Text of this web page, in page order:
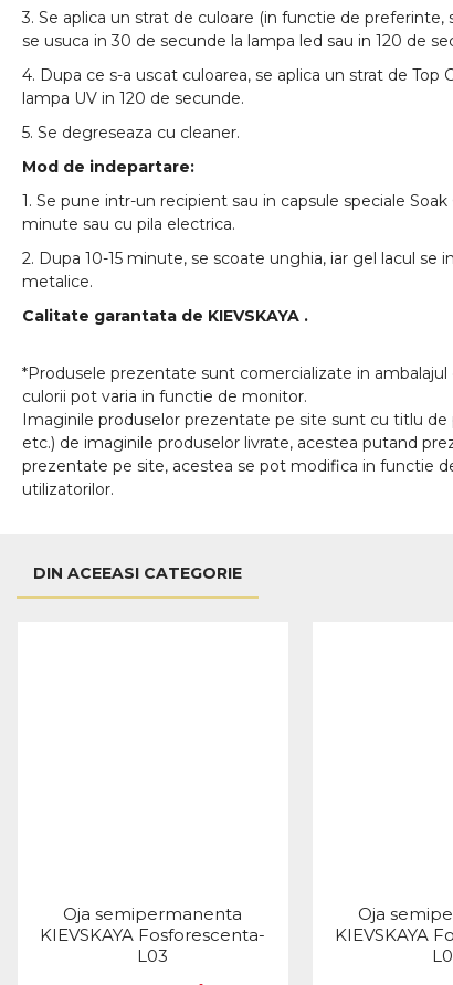
3. Se aplica un strat de culoare (in functie de
se usuca in 30 de secunde la lampa led sau in 120 de
4. Dupa ce s-a uscat culoarea, se aplica un strat de
lampa UV in 120 de secunde.
5. Se degreseaza cu cleaner.
Mod de indepartare:
1. Se pune intr-un recipient sau in capsule speciale
minute sau cu pila electrica.
2. Dupa 10-15 minute, se scoate unghia, iar gel lacul
metalice.
Calitate garantata de KIEVSKAYA .
*Produsele prezentate sunt comercializate in
culorii pot varia in functie de monitor.
Imaginile produselor prezentate pe site sunt cu titlu
etc.) de imaginile produselor livrate, acestea putand
prezentate pe site, acestea se pot modifica in functie
utilizatorilor.
DIN ACEEASI CATEGORIE
Oja semipermanenta
KIEVSKAYA Fosforescenta-
L03
Oja
KIEVSKAYA